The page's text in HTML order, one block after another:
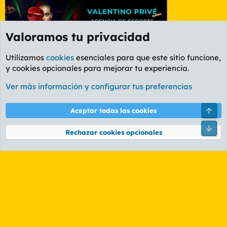
Foro Informática y Videojuegos
Cookies
PL OLDSTYLE AMARILLO
Términos y reglas Política de privacidad Ayuda
Community platform by XenForo® © 2010-2026 XenForo Ltd.
Valoramos tu privacidad
Utilizamos cookies esenciales para que este sitio funcione,
y cookies opcionales para mejorar tu experiencia.
Ver más información y configurar tus preferencias
Aceptar todas las cookies
Rechazar cookies opcionales
Pie